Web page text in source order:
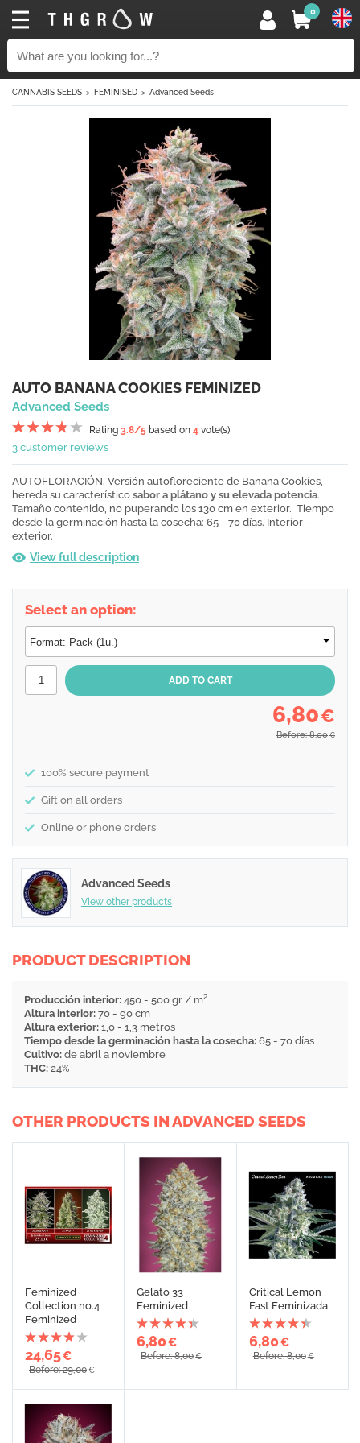
0
CANNABIS SEEDS FEMINISED Advanced Seeds
AUTO BANANA COOKIES FEMINIZED
Advanced Seeds
Rating 3.8/5 based on 4 vote(s)
3 customer reviews
AUTOFLORACIÓN. Versión autofloreciente de Banana Cookies,
hereda su característico sabor a plátano y su elevada potencia.
Tamaño contenido, no puperando los 130 cm en exterior. Tiempo
desde la germinación hasta la cosecha: 65 - 70 días. Interior -
exterior.
View full description
Select an option:
6,80€
Before: 8,00 €
100% secure payment
Gift on all orders
Online or phone orders
Advanced Seeds
View other products
PRODUCT DESCRIPTION
Producción interior: 450 - 500 gr / m²
Altura interior: 70 - 90 cm
Altura exterior: 1,0 - 1,3 metros
Tiempo desde la germinación hasta la cosecha: 65 - 70 días
Cultivo: de abril a noviembre
THC: 24%
OTHER PRODUCTS IN ADVANCED SEEDS
Feminized
Collection no.4
Feminized
24,65€
Before: 29,00€
Gelato 33
Feminized
6,80€
Before: 8,00€
Critical Lemon
Fast Feminizada
6,80€
Before: 8,00€